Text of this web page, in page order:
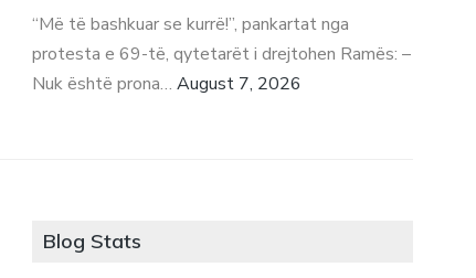
“Më të bashkuar se kurrë!”, pankartat nga
protesta e 69-të, qytetarët i drejtohen Ramës: –
Nuk është prona… August 7, 2026
Blog Stats